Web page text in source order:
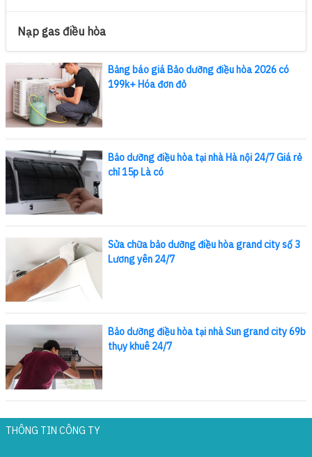
Nạp gas điều hòa
Bảng báo giá Bảo dưỡng điều hòa 2026 có
199k+ Hóa đơn đỏ
Bảo dưỡng điều hòa tại nhà Hà nội 24/7 Giá rẻ
chỉ 15p Là có
Sửa chữa bảo dưỡng điều hòa grand city số 3
Lương yên 24/7
Bảo dưỡng điều hòa tại nhà Sun grand city 69b
thụy khuê 24/7
THÔNG TIN CÔNG TY